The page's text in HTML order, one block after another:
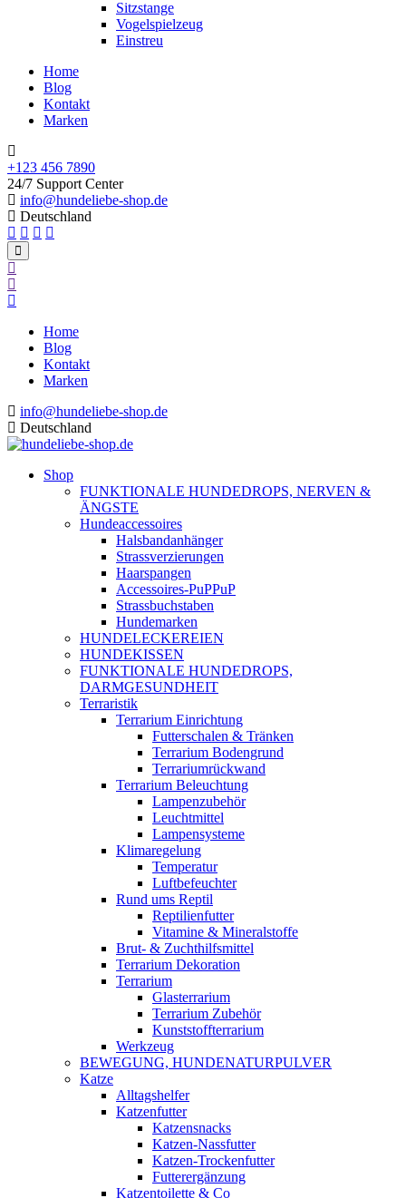
Sitzstange
Vogelspielzeug
Einstreu
Home
Blog
Kontakt
Marken
+123 456 7890
24/7 Support Center
info@hundeliebe-shop.de
Deutschland
Home
Blog
Kontakt
Marken
info@hundeliebe-shop.de
Deutschland
Shop
FUNKTIONALE HUNDEDROPS, NERVEN &
ÄNGSTE
Hundeaccessoires
Halsbandanhänger
Strassverzierungen
Haarspangen
Accessoires-PuPPuP
Strassbuchstaben
Hundemarken
HUNDELECKEREIEN
HUNDEKISSEN
FUNKTIONALE HUNDEDROPS,
DARMGESUNDHEIT
Terraristik
Terrarium Einrichtung
Futterschalen & Tränken
Terrarium Bodengrund
Terrariumrückwand
Terrarium Beleuchtung
Lampenzubehör
Leuchtmittel
Lampensysteme
Klimaregelung
Temperatur
Luftbefeuchter
Rund ums Reptil
Reptilienfutter
Vitamine & Mineralstoffe
Brut- & Zuchthilfsmittel
Terrarium Dekoration
Terrarium
Glasterrarium
Terrarium Zubehör
Kunststoffterrarium
Werkzeug
BEWEGUNG, HUNDENATURPULVER
Katze
Alltagshelfer
Katzenfutter
Katzensnacks
Katzen-Nassfutter
Katzen-Trockenfutter
Futterergänzung
Katzentoilette & Co